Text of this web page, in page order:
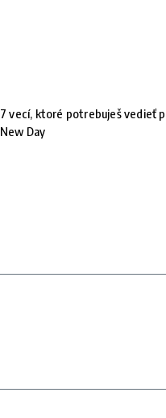
7 vecí, ktoré potrebuješ vedieť
New Day